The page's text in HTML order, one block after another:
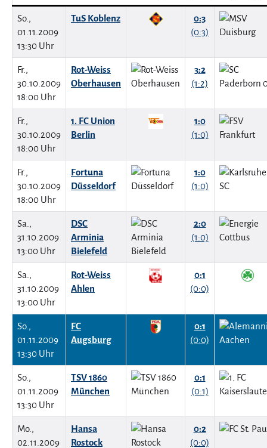
So.,
01.11.2009
13:30 Uhr
TuS Koblenz
0:3
(0:3)
Fr.,
30.10.2009
18:00 Uhr
Rot-Weiss
Oberhausen
3:2
(1:2)
Fr.,
30.10.2009
18:00 Uhr
1. FC Union
Berlin
1:0
(1:0)
Fr.,
30.10.2009
18:00 Uhr
Fortuna
Düsseldorf
1:0
(1:0)
Sa.,
31.10.2009
13:00 Uhr
DSC
Arminia
Bielefeld
2:0
(1:0)
Sa.,
31.10.2009
13:00 Uhr
Rot-Weiss
Ahlen
0:1
(0:0)
So.,
01.11.2009
13:30 Uhr
FC
Augsburg
0:1
(0:0)
So.,
01.11.2009
13:30 Uhr
TSV 1860
München
0:1
(0:1)
Mo.,
02.11.2009
Hansa
Rostock
0:2
(0:0)